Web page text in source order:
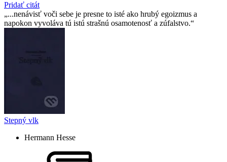
Pridať citát
...nenávisť voči sebe je presne to isté ako hrubý egoizmus a
napokon vyvoláva tú istú strašnú osamotenosť a zúfalstvo.
Stepný vlk
Hermann Hesse